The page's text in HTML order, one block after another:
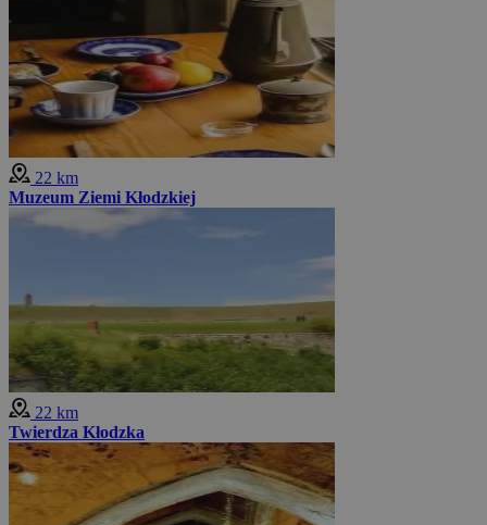
22 km
Muzeum Ziemi Kłodzkiej
22 km
Twierdza Kłodzka